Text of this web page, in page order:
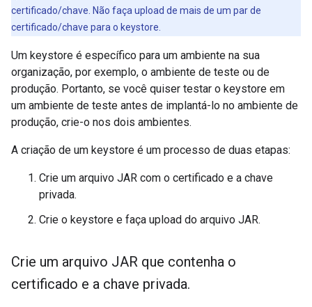
certificado/chave. Não faça upload de mais de um par de
certificado/chave para o keystore.
Um keystore é específico para um ambiente na sua
organização, por exemplo, o ambiente de teste ou de
produção. Portanto, se você quiser testar o keystore em
um ambiente de teste antes de implantá-lo no ambiente de
produção, crie-o nos dois ambientes.
A criação de um keystore é um processo de duas etapas:
Crie um arquivo JAR com o certificado e a chave
privada.
Crie o keystore e faça upload do arquivo JAR.
Crie um arquivo JAR que contenha o
certificado e a chave privada.